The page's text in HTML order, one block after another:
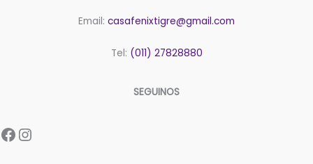
Email: casafenixtigre@gmail.com
Tel: (011) 27828880
SEGUINOS
Facebook
Instagram